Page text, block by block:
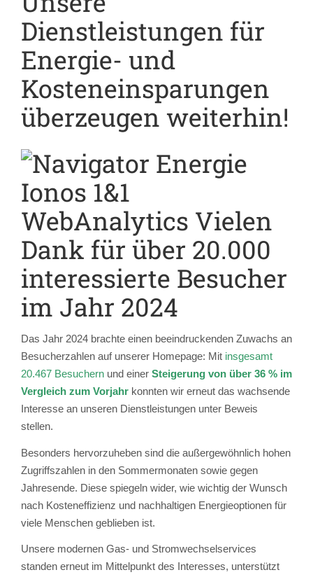
Dienstleistungen für
Energie- und
Kosteneinsparungen
überzeugen weiterhin!
Das Jahr 2024 brachte einen beeindruckenden Zuwachs an
Besucherzahlen auf unserer Homepage: Mit insgesamt
20.467 Besuchern und einer Steigerung von über 36 % im
Vergleich zum Vorjahr konnten wir erneut das wachsende
Interesse an unseren Dienstleistungen unter Beweis
stellen.
Besonders hervorzuheben sind die außergewöhnlich hohen
Zugriffszahlen in den Sommermonaten sowie gegen
Jahresende. Diese spiegeln wider, wie wichtig der Wunsch
nach Kosteneffizienz und nachhaltigen Energieoptionen für
viele Menschen geblieben ist.
Unsere modernen Gas- und Stromwechselservices
standen erneut im Mittelpunkt des Interesses, unterstützt